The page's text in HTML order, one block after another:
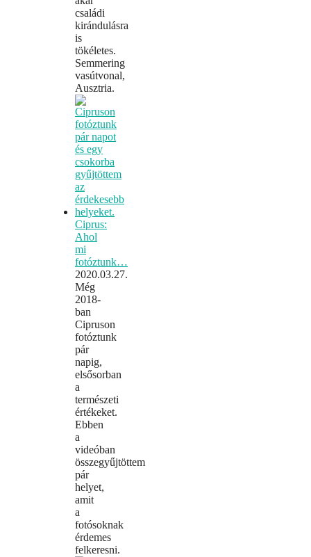
családi
kirándulásra
is
tökéletes.
Semmering
vasútvonal,
Ausztria.
Ciprus:
Ahol
mi
fotóztunk…
2020.03.27.
Még
2018-
ban
Cipruson
fotóztunk
pár
napig,
elsősorban
a
természeti
értékeket.
Ebben
a
videóban
összegyűjtöttem
pár
helyet,
amit
a
fotósoknak
érdemes
felkeresni.